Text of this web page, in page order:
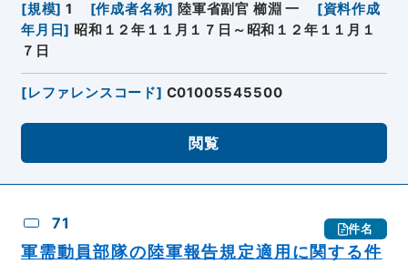
[規模] 1 [作成者名称] 陸軍省副官 櫛淵 一 [資料作成
年月日] 昭和１２年１１月１７日～昭和１２年１１月１
７日
[レファレンスコード] C01005545500
閲覧
71 件名
軍需動員部隊の陸軍報告規定適用に関する件